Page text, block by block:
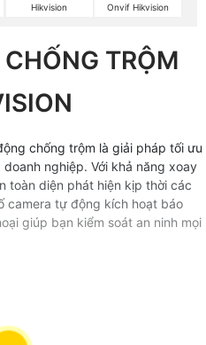
Hikvision
Onvif Hikvision
TRỘM
chống trộm là giải pháp tối ưu
nghiệp. Với khả năng xoay
toàn diện phát hiện kịp thời các
camera tự động kích hoạt báo
giúp bạn kiểm soát an ninh mọi
là sự lựa chọn hoàn hảo